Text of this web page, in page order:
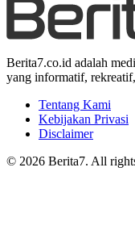
Berita7.co.id adalah
yang informatif,
Tentang Kami
Kebijakan Privasi
Disclaimer
© 2026 Berita7. All